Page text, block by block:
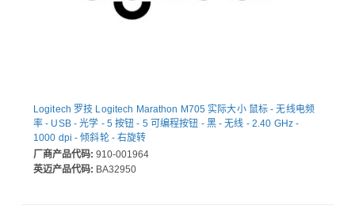
Logitech 罗技 Logitech Marathon M705 实际大小 鼠标 - 无线电频
率 - USB - 光学 - 5 按钮 - 5 可编程按钮 - 黑 - 无线 - 2.40 GHz -
1000 dpi - 倾斜轮 - 右旋转
厂商产品代码: 910-001964
英迈产品代码: BA32950